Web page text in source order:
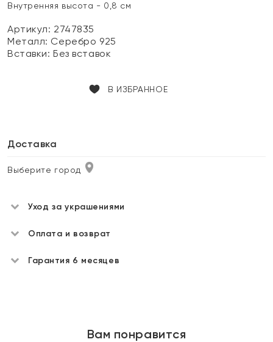
Внутренняя высота - 0,8 см
Артикул: 2747835
Металл: Серебро 925
Вставки:Без вставок
В ИЗБРАННОЕ
Доставка
Выберите город
Уход за украшениями
Оплата и возврат
Гарантия 6 месяцев
Вам понравится